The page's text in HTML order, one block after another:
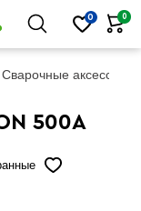
0 0
Сварочные
500А